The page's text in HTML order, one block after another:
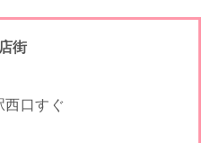
街
西口すぐ